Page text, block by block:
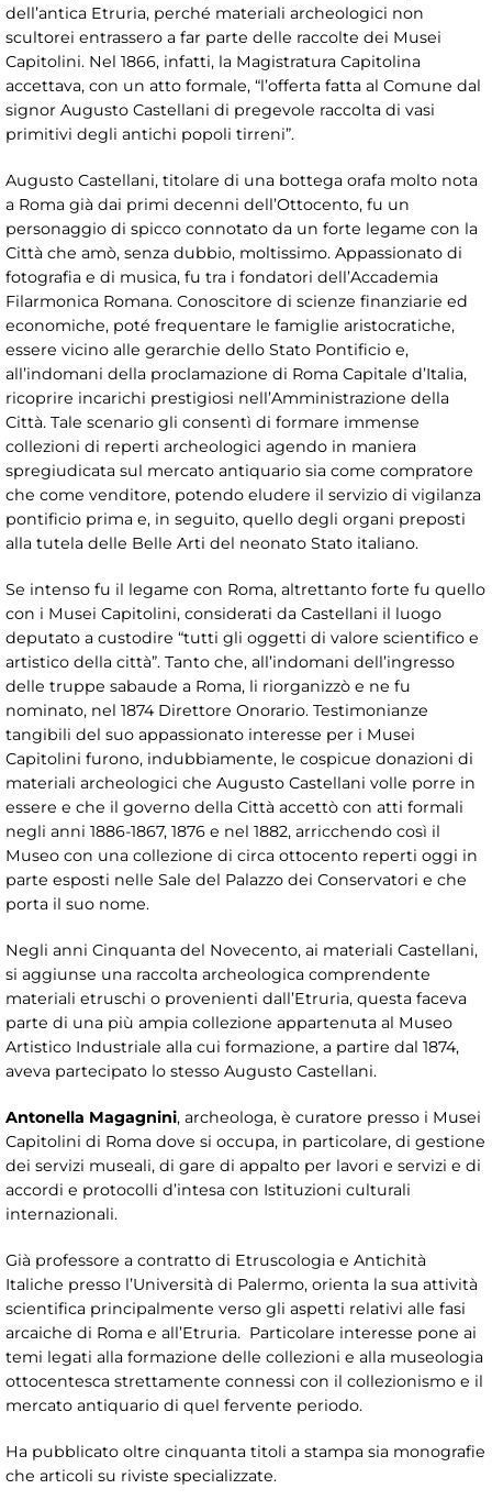
dell’antica Etruria, perché materiali archeologici non
scultorei entrassero a far parte delle raccolte dei Musei
Capitolini. Nel 1866, infatti, la Magistratura Capitolina
accettava, con un atto formale, “l’offerta fatta al Comune dal
signor Augusto Castellani di pregevole raccolta di vasi
primitivi degli antichi popoli tirreni”.
Augusto Castellani, titolare di una bottega orafa molto nota
a Roma già dai primi decenni dell’Ottocento, fu un
personaggio di spicco connotato da un forte legame con la
Città che amò, senza dubbio, moltissimo. Appassionato di
fotografia e di musica, fu tra i fondatori dell’Accademia
Filarmonica Romana. Conoscitore di scienze finanziarie ed
economiche, poté frequentare le famiglie aristocratiche,
essere vicino alle gerarchie dello Stato Pontificio e,
all’indomani della proclamazione di Roma Capitale d’Italia,
ricoprire incarichi prestigiosi nell’Amministrazione della
Città. Tale scenario gli consentì di formare immense
collezioni di reperti archeologici agendo in maniera
spregiudicata sul mercato antiquario sia come compratore
che come venditore, potendo eludere il servizio di vigilanza
pontificio prima e, in seguito, quello degli organi preposti
alla tutela delle Belle Arti del neonato Stato italiano.
Se intenso fu il legame con Roma, altrettanto forte fu quello
con i Musei Capitolini, considerati da Castellani il luogo
deputato a custodire “tutti gli oggetti di valore scientifico e
artistico della città”. Tanto che, all’indomani dell’ingresso
delle truppe sabaude a Roma, li riorganizzò e ne fu
nominato, nel 1874 Direttore Onorario. Testimonianze
tangibili del suo appassionato interesse per i Musei
Capitolini furono, indubbiamente, le cospicue donazioni di
materiali archeologici che Augusto Castellani volle porre in
essere e che il governo della Città accettò con atti formali
negli anni 1886-1867, 1876 e nel 1882, arricchendo così il
Museo con una collezione di circa ottocento reperti oggi in
parte esposti nelle Sale del Palazzo dei Conservatori e che
porta il suo nome.
Negli anni Cinquanta del Novecento, ai materiali Castellani,
si aggiunse una raccolta archeologica comprendente
materiali etruschi o provenienti dall’Etruria, questa faceva
parte di una più ampia collezione appartenuta al Museo
Artistico Industriale alla cui formazione, a partire dal 1874,
aveva partecipato lo stesso Augusto Castellani.
Antonella Magagnini, archeologa, è curatore presso i Musei
Capitolini di Roma dove si occupa, in particolare, di gestione
dei servizi museali, di gare di appalto per lavori e servizi e di
accordi e protocolli d’intesa con Istituzioni culturali
internazionali.
Già professore a contratto di Etruscologia e Antichità
Italiche presso l’Università di Palermo, orienta la sua attività
scientifica principalmente verso gli aspetti relativi alle fasi
arcaiche di Roma e all’Etruria. Particolare interesse pone ai
temi legati alla formazione delle collezioni e alla museologia
ottocentesca strettamente connessi con il collezionismo e il
mercato antiquario di quel fervente periodo.
Ha pubblicato oltre cinquanta titoli a stampa sia monografie
che articoli su riviste specializzate.